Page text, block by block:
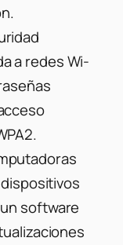
a redes Wi-
software